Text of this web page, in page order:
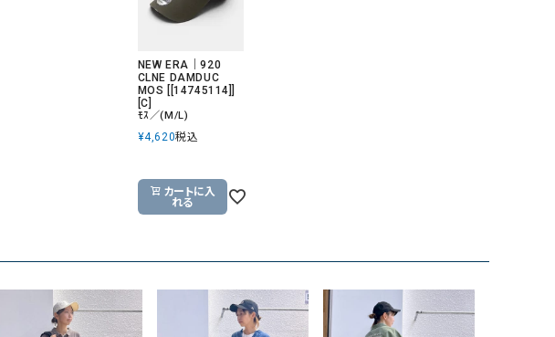
NEW ERA｜920
CLNE DAMDUC
MOS [[14745114]]
[C]
ﾓｽ／(M/L)
¥4,620税込
カートに入
れる